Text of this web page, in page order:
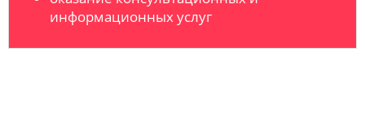
информационных услуг